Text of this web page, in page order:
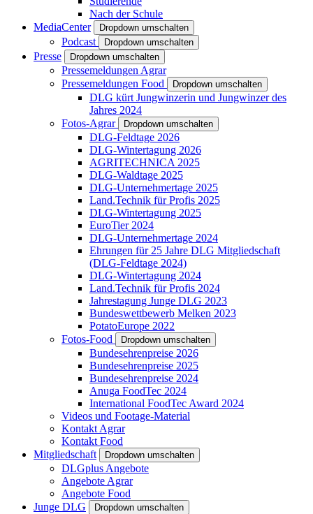
Nach der Schule
MediaCenter
Dropdown umschalten
Podcast Dropdown umschalten
Presse Dropdown umschalten
Pressemeldungen Agrar
Pressemeldungen Food
Dropdown umschalten
DLG kürt Jungwinzerin und Jungwinzer des
Jahres 2024
Fotos-Agrar
Dropdown umschalten
DLG-Feldtage 2026
DLG-Wintertagung 2026
AGRITECHNICA 2025
DLG-Waldtage 2025
DLG-Unternehmertage 2025
Land.Technik für Profis 2025
DLG-Wintertagung 2025
EuroTier 2024
DLG-Unternehmertage 2024
Ehrungen für 25 Jahre DLG Mitgliedschaft
(DLG-Feldtage 2024)
DLG-Wintertagung 2024
Land.Technik für Profis 2024
Jahrestagung Junge DLG 2023
Bundeswettbewerb Melken 2023
PotatoEurope 2022
Fotos-Food
Dropdown umschalten
Bundesehrenpreise 2026
Bundesehrenpreise 2025
Bundesehrenpreise 2024
Anuga FoodTec 2024
International FoodTec Award 2024
Videos und Footage-Material
Kontakt Agrar
Kontakt Food
Mitgliedschaft
Dropdown umschalten
DLGplus Angebote
Angebote Agrar
Angebote Food
Junge DLG
Dropdown umschalten